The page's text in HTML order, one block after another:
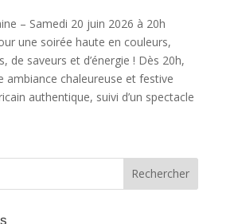
– Samedi 20 juin 2026 à 20h
une soirée haute en couleurs,
de saveurs et d’énergie ! Dès 20h,
ambiance chaleureuse et festive
authentique, suivi d’un spectacle